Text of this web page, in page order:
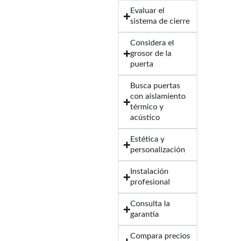
Evaluar el
sistema de cierre
Considera el
grosor de la
puerta
Busca puertas
con aislamiento
térmico y
acústico
Estética y
personalización
Instalación
profesional
Consulta la
garantía
Compara precios